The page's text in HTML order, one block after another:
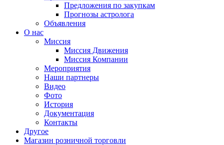
Предложения по закупкам
Прогнозы астролога
Объявления
О нас
Миссия
Миссия Движения
Миссия Компании
Мероприятия
Наши партнеры
Видео
Фото
История
Документация
Контакты
Другое
Магазин розничной торговли